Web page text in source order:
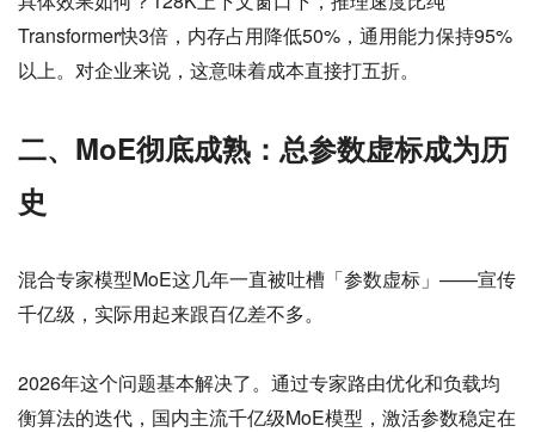
Transformer快3倍，内存占用降低50%，通用能力保持95%
以上。对企业来说，这意味着成本直接打五折。
二、MoE彻底成熟：总参数虚标成为历
史
混合专家模型MoE这几年一直被吐槽「参数虚标」——宣传
千亿级，实际用起来跟百亿差不多。
2026年这个问题基本解决了。通过专家路由优化和负载均
衡算法的迭代，国内主流千亿级MoE模型，激活参数稳定在